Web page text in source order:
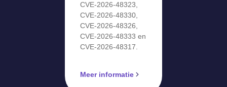
CVE-2026-48323,
CVE-2026-48330,
CVE-2026-48326,
CVE-2026-48333 en
CVE-2026-48317.
Meer informatie